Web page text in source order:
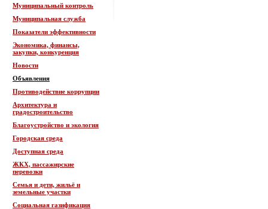
Муниципальный контроль
Муниципальная служба
Показатели эффективности
Экономика, финансы,
закупки, конкуренция
Новости
Объявления
Противодействие коррупции
Архитектура и
градостроительство
Благоустройство и экология
Городская среда
Доступная среда
ЖКХ, пассажирские
перевозки
Семья и дети, жильё и
земельные участки
Социальная газификация